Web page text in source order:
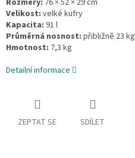
Velikost: velké kufry
Kapacita: 91 l
Průměrná nosnost: přibližně 23 kg
Hmotnost: 7,3 kg
Detailní informace
ZEPTAT SE SDÍLET